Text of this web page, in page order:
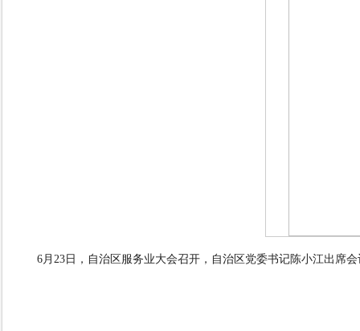
6月23日，自治区服务业大会召开，自治区党委书记陈小江出席